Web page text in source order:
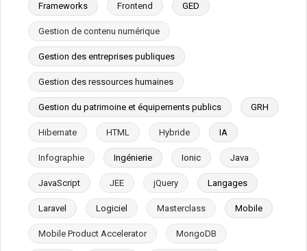
Frameworks Frontend GED
Gestion de contenu numérique
Gestion des entreprises publiques
Gestion des ressources humaines
Gestion du patrimoine et équipements publics GRH
Hibernate HTML Hybride IA
Infographie Ingénierie Ionic Java
JavaScript JEE jQuery Langages
Laravel Logiciel Masterclass Mobile
Mobile Product Accelerator MongoDB